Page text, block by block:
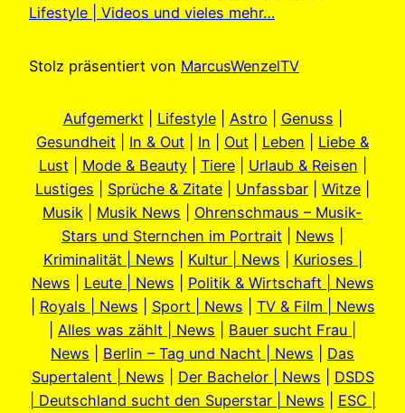
Lifestyle | Videos und vieles mehr…
Stolz präsentiert von MarcusWenzelTV
Aufgemerkt| Lifestyle| Astro Genuss
Gesundheit
In & Out In Out Leben
Liebe &
Lust| Mode & Beauty| Tiere| Urlaub & Reisen
Lustiges
Sprüche & Zitate Unfassbar Witze
Musik
Musik News
Ohrenschmaus – Musik-
Stars und Sternchen im Portrait
News
Kriminalität | News
Kultur | News
Kurioses |
News
Leute | News
Politik & Wirtschaft | News
Royals | News Sport | News
TV & Film | News
Alles was zählt | News
Bauer sucht Frau |
News
Berlin – Tag und Nacht | News
Das
Supertalent | News
Der Bachelor | News
DSDS
| Deutschland sucht den Superstar | News
ESC |